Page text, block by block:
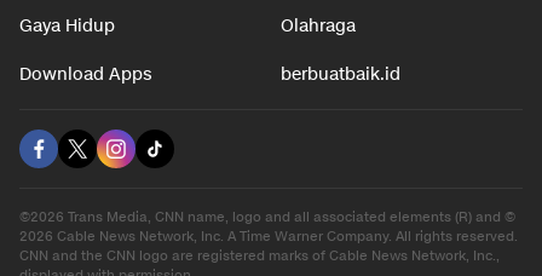
Gaya Hidup Olahraga
Download Apps berbuatbaik.id
©2026 Trans Media, CNN name, logo and all associated elements (R) and ©
2026 Cable News Network, Inc. A Time Warner Company. All rights reserved.
CNN and the CNN logo are registered marks of Cable News Network, Inc.,